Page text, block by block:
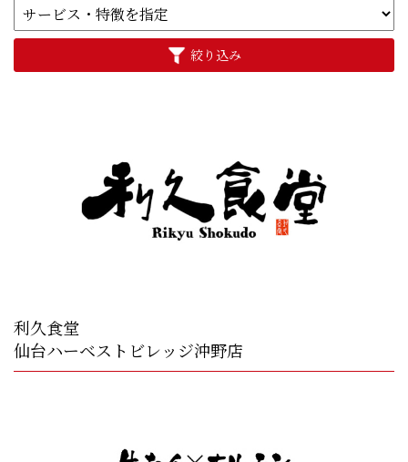
絞り込み
利久食堂
仙台ハーベストビレッジ沖野店